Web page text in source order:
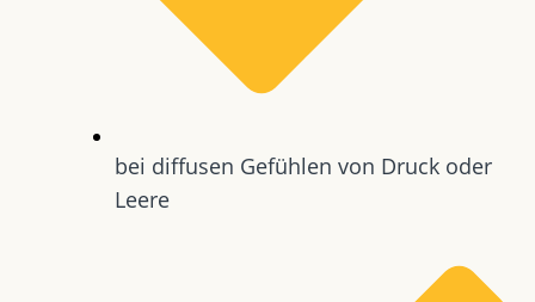
bei diffusen Gefühlen von Druck oder
Leere